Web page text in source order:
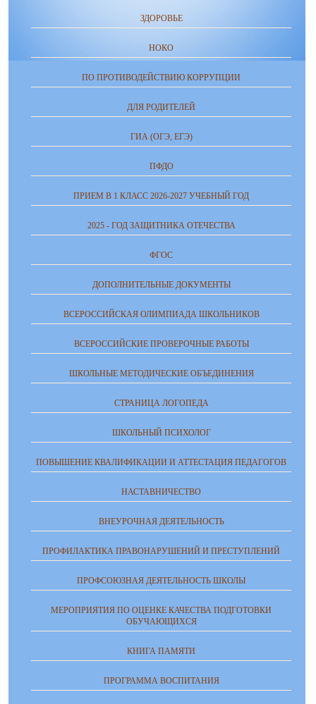
ЗДОРОВЬЕ
НОКО
ПО ПРОТИВОДЕЙСТВИЮ КОРРУПЦИИ
ДЛЯ РОДИТЕЛЕЙ
ГИА (ОГЭ, ЕГЭ)
ПФДО
ПРИЕМ В 1 КЛАСС 2026-2027 УЧЕБНЫЙ ГОД
2025 - ГОД ЗАЩИТНИКА ОТЕЧЕСТВА
ФГОС
ДОПОЛНИТЕЛЬНЫЕ ДОКУМЕНТЫ
ВСЕРОССИЙСКАЯ ОЛИМПИАДА ШКОЛЬНИКОВ
ВСЕРОССИЙСКИЕ ПРОВЕРОЧНЫЕ РАБОТЫ
ШКОЛЬНЫЕ МЕТОДИЧЕСКИЕ ОБЪЕДИНЕНИЯ
СТРАНИЦА ЛОГОПЕДА
ШКОЛЬНЫЙ ПСИХОЛОГ
ПОВЫШЕНИЕ КВАЛИФИКАЦИИ И АТТЕСТАЦИЯ ПЕДАГОГОВ
НАСТАВНИЧЕСТВО
ВНЕУРОЧНАЯ ДЕЯТЕЛЬНОСТЬ
ПРОФИЛАКТИКА ПРАВОНАРУШЕНИЙ И ПРЕСТУПЛЕНИЙ
ПРОФСОЮЗНАЯ ДЕЯТЕЛЬНОСТЬ ШКОЛЫ
МЕРОПРИЯТИЯ ПО ОЦЕНКЕ КАЧЕСТВА ПОДГОТОВКИ
ОБУЧАЮЩИХСЯ
КНИГА ПАМЯТИ
ПРОГРАММА ВОСПИТАНИЯ